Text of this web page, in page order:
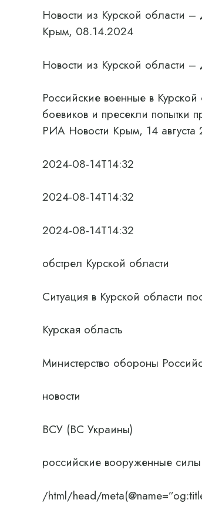
Новости из Курской области
Крым, 08.14.2024
Новости из Курской области
Российские военные в
боевиков и пресекли
РИА Новости Крым, 14 августа
2024-08-14T14:32
2024-08-14T14:32
2024-08-14T14:32
обстрел Курской области
Ситуация в Курской области
Курская область
Министерство обороны
новости
ВСУ (ВС Украины)
российские вооруженные силы
/html/head/